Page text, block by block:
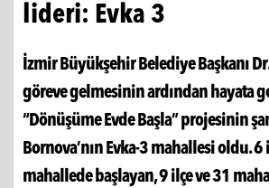
lideri: Evka 3
İzmir Büyükşehir Belediye Başkanı
göreve gelmesinin ardından hayata
“Dönüşüme Evde Başla” projesinin
Bornova’nın Evka-3 mahallesi oldu. 6
mahallede başlayan, 9 ilçe ve 31